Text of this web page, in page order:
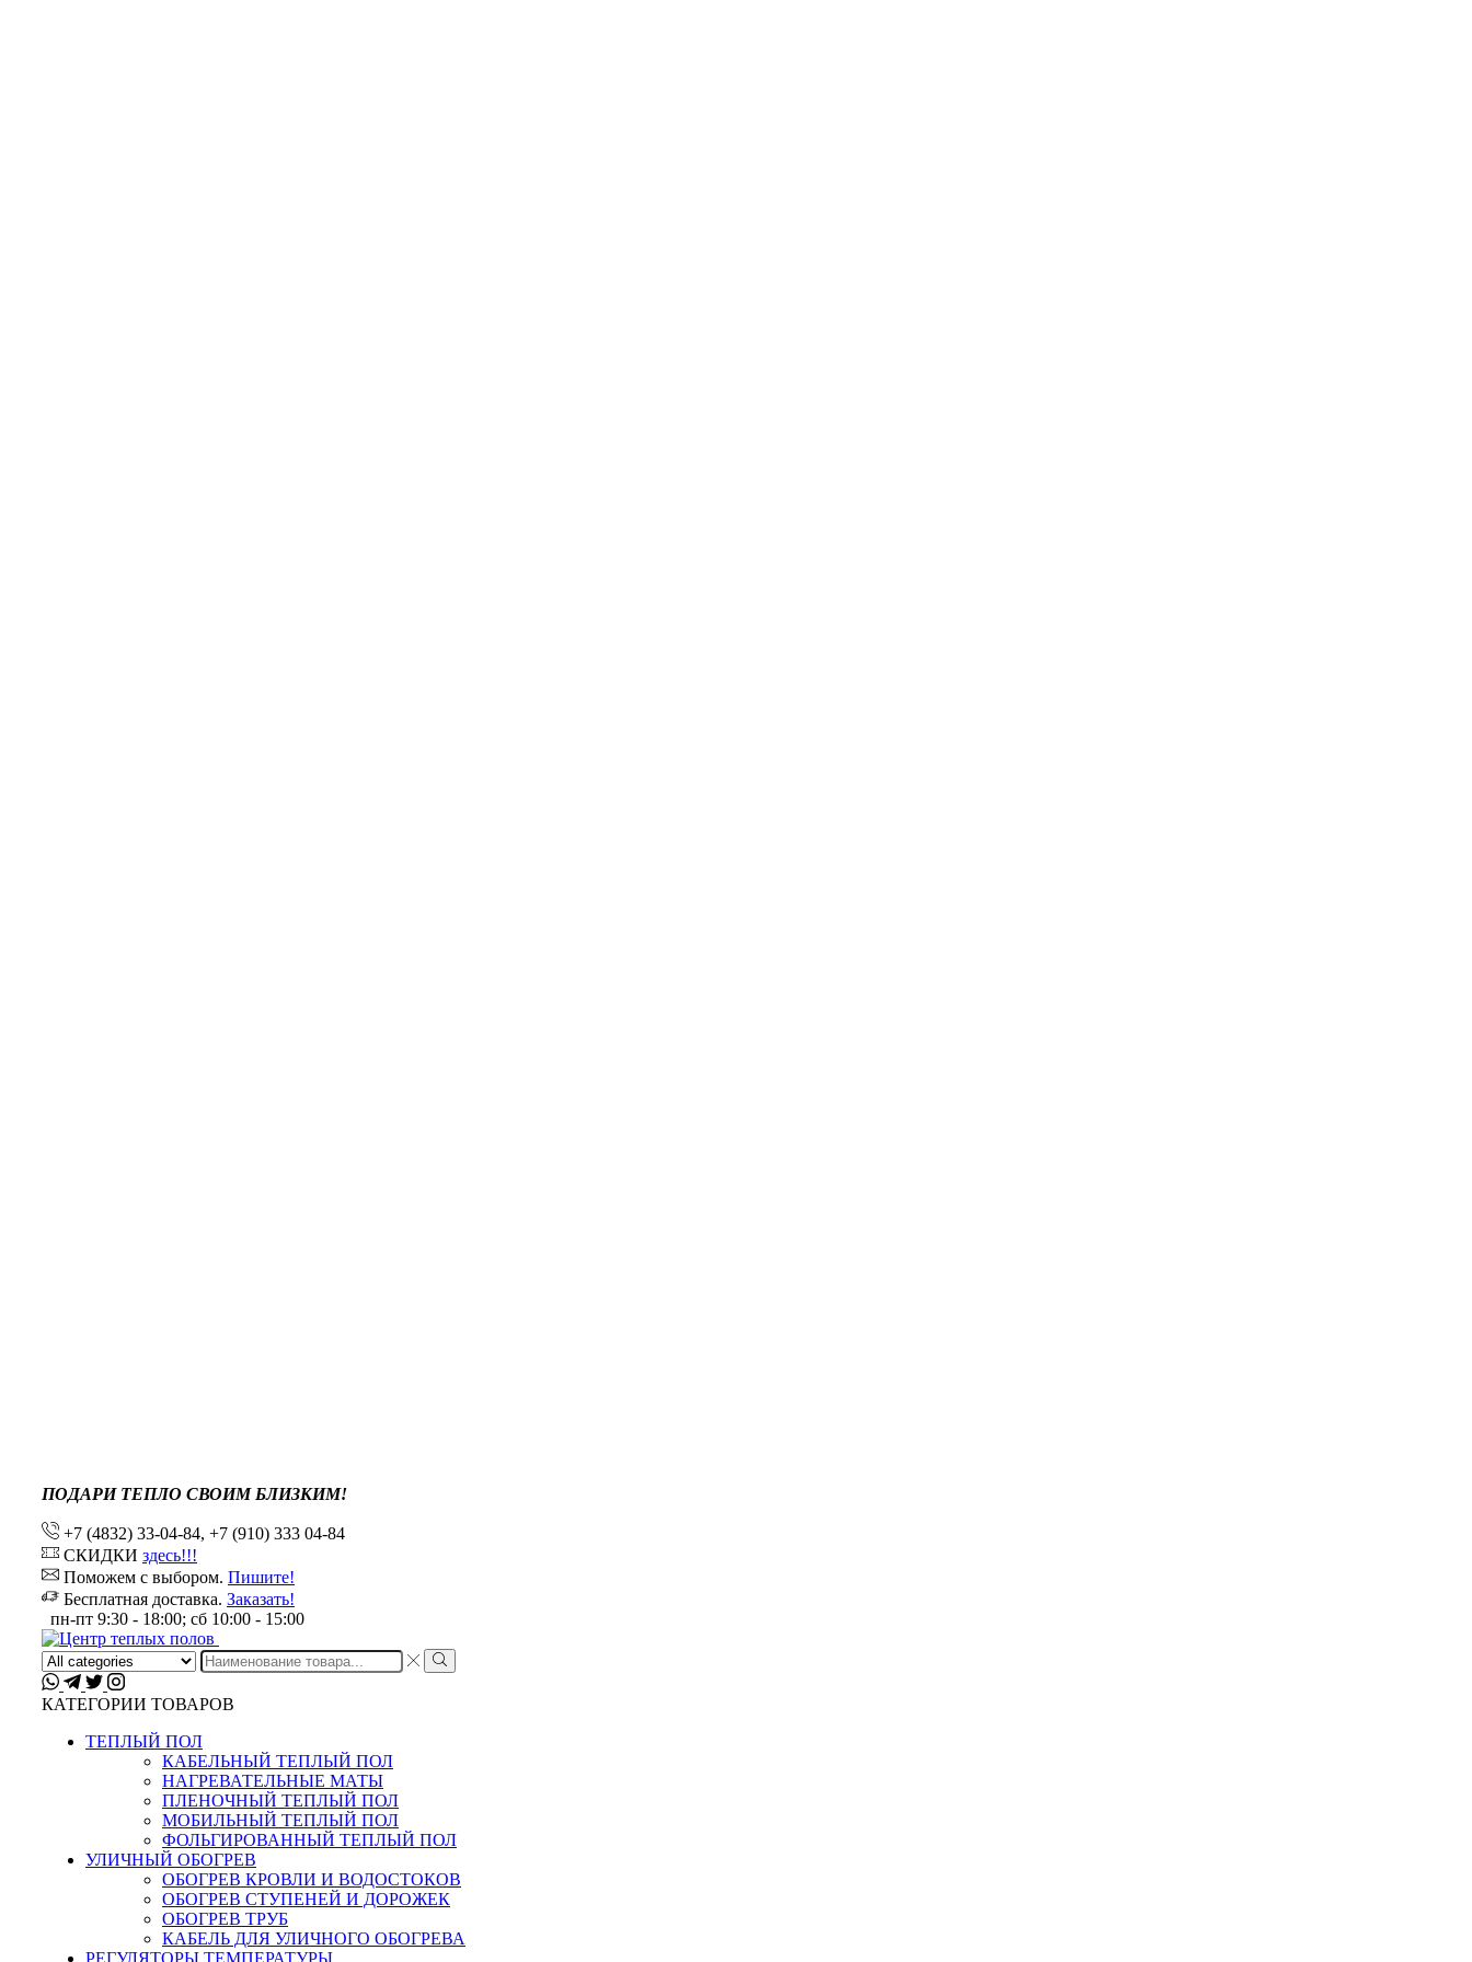
ПОДАРИ ТЕПЛО СВОИМ БЛИЗКИМ!
+7 (4832) 33-04-84, +7 (910) 333 04-84
СКИДКИ здесь!!!
Поможем с выбором. Пишите!
Бесплатная доставка. Заказать!
пн-пт 9:30 - 18:00; сб 10:00 - 15:00
Search
input
КАТЕГОРИИ ТОВАРОВ
ТЕПЛЫЙ ПОЛ
КАБЕЛЬНЫЙ ТЕПЛЫЙ ПОЛ
НАГРЕВАТЕЛЬНЫЕ МАТЫ
ПЛЕНОЧНЫЙ ТЕПЛЫЙ ПОЛ
МОБИЛЬНЫЙ ТЕПЛЫЙ ПОЛ
ФОЛЬГИРОВАННЫЙ ТЕПЛЫЙ ПОЛ
УЛИЧНЫЙ ОБОГРЕВ
ОБОГРЕВ КРОВЛИ И ВОДОСТОКОВ
ОБОГРЕВ СТУПЕНЕЙ И ДОРОЖЕК
ОБОГРЕВ ТРУБ
КАБЕЛЬ ДЛЯ УЛИЧНОГО ОБОГРЕВА